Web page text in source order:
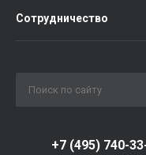
Сотрудничество
+7 (495) 740-